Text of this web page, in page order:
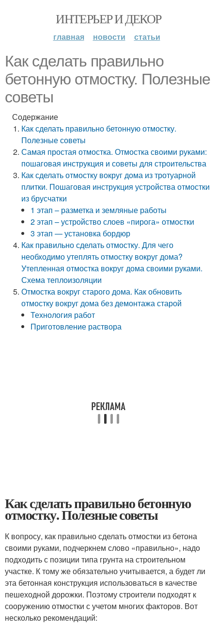
ИНТЕРЬЕР И ДЕКОР
главная новости статьи
Как сделать правильно
бетонную отмостку. Полезные
советы
Содержание
Как сделать правильно бетонную отмостку.
Полезные советы
Самая простая отмостка. Отмостка своими руками:
пошаговая инструкция и советы для строительства
Как сделать отмостку вокруг дома из тротуарной
плитки. Пошаговая инструкция устройства отмостки
из брусчатки
1 этап – разметка и земляные работы
2 этап – устройство слоев «пирога» отмостки
3 этап — установка бордюр
Как правильно сделать отмостку. Для чего
необходимо утеплять отмостку вокруг дома?
Утепленная отмостка вокруг дома своими руками.
Схема теплоизоляции
Отмостка вокруг старого дома. Как обновить
отмостку вокруг дома без демонтажа старой
Технология работ
Приготовление раствора
Как сделать правильно бетонную
отмостку. Полезные советы
К вопросу, как правильно сделать отмостки из бетона
своими руками, подчеркнем слово «правильно», надо
подходить с позиции типа грунта на строительном
участке. К тому же обязательно учитывается, а будет ли
эта бетонная конструкция использоваться в качестве
пешеходной дорожки. Поэтому строители подходят к
сооружению отмостки с учетом многих факторов. Вот
несколько рекомендаций: